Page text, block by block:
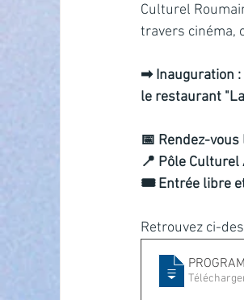
Culturel
travers cinéma,
➡ Inauguration :
le restaurant
📅 Rendez-
📍 Pôle
🎟 Entrée libre
Retrouvez ci-